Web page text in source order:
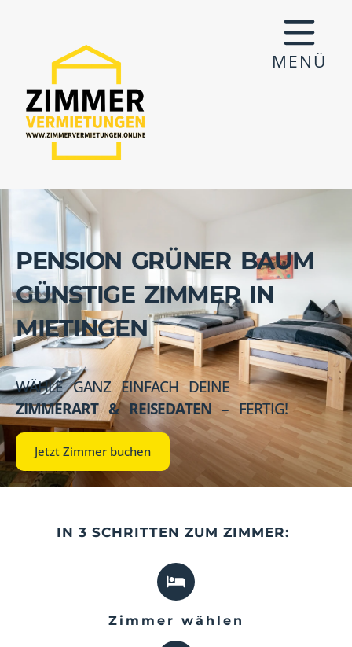
MENÜ
PENSION GRÜNER BAUM
GÜNSTIGE ZIMMER IN
MIETINGEN
WÄHLE GANZ EINFACH DEINE
ZIMMERART & REISEDATEN – FERTIG!
Jetzt Zimmer buchen
IN 3 SCHRITTEN ZUM ZIMMER:
Zimmer wählen